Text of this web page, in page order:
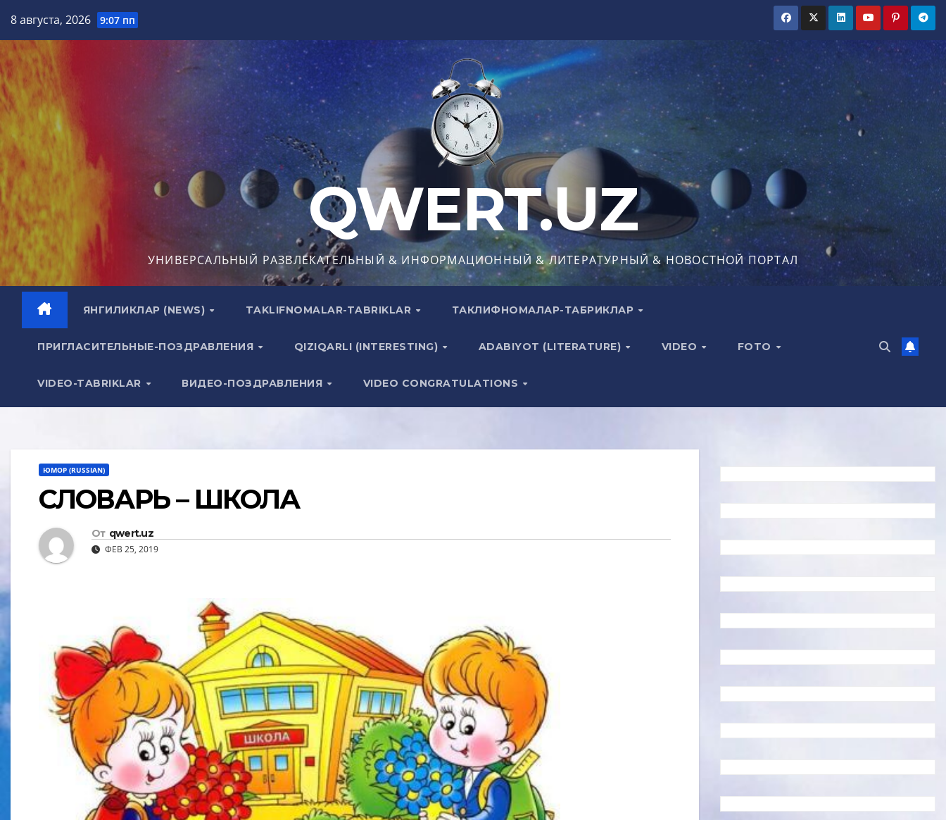
содержимому
8 августа, 2026 9:07 пп
QWERT.UZ
УНИВЕРСАЛЬНЫЙ РАЗВЛЕКАТЕЛЬНЫЙ & ИНФОРМАЦИОННЫЙ & ЛИТЕРАТУРНЫЙ & НОВОСТНОЙ ПОРТАЛ
ЯНГИЛИКЛАР (NEWS) TAKLIFNOMALAR-TABRIKLAR ТАКЛИФНОМАЛАР-ТАБРИКЛАР
ПРИГЛАСИТЕЛЬНЫЕ-ПОЗДРАВЛЕНИЯ QIZIQARLI (INTERESTING) ADABIYOT (LITERATURE) VIDEO FOTO
VIDEO-TABRIKLAR ВИДЕО-ПОЗДРАВЛЕНИЯ VIDEO CONGRATULATIONS
ЮМОР (RUSSIAN)
СЛОВАРЬ – ШКОЛА
От qwert.uz
ФЕВ 25, 2019